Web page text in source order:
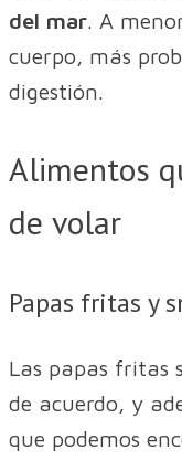
del mar. A
cuerpo, más
digestión.
Alimentos
de volar
Papas fritas y
Las papas fritas
de acuerdo, y
que podemos